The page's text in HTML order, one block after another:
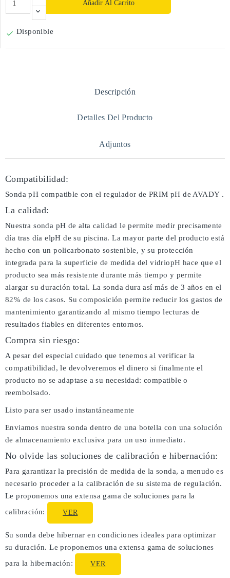
Añadir Al Carrito
 Disponible
Descripción
Detalles Del Producto
Adjuntos
Compatibilidad:
Sonda pH compatible con el regulador de PRIM pH de AVADY .
La calidad:
Nuestra sonda pH de alta calidad le permite medir precisamente
día tras día elpH de su piscina. La mayor parte del producto está
hecho con un policarbonato sostenible, y su protección
integrada para la superficie de medida del vidriopH hace que el
producto sea más resistente durante más tiempo y permite
alargar su duración total. La sonda dura así más de 3 años en el
82% de los casos. Su composición permite reducir los gastos de
mantenimiento garantizando al mismo tiempo lecturas de
resultados fiables en diferentes entornos.
Compra sin riesgo:
A pesar del especial cuidado que tenemos al verificar la
compatibilidad, le devolveremos el dinero si finalmente el
producto no se adaptase a su necesidad: compatible o
reembolsado.
Listo para ser usado instantáneamente
Enviamos nuestra sonda dentro de una botella con una solución
de almacenamiento exclusiva para un uso inmediato.
No olvide las soluciones de calibración e hibernación:
Para garantizar la precisión de medida de la sonda, a menudo es
necesario proceder a la calibración de su sistema de regulación.
Le proponemos una extensa gama de soluciones para la
calibración:
VER
Su sonda debe hibernar en condiciones ideales para optimizar
su duración. Le proponemos una extensa gama de soluciones
para la hibernación:
VER